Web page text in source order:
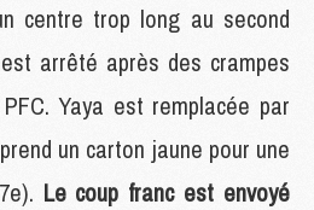
centre trop long au second
arrêté après des crampes
Yaya est remplacée par
un carton jaune pour une
Le coup franc est envoyé